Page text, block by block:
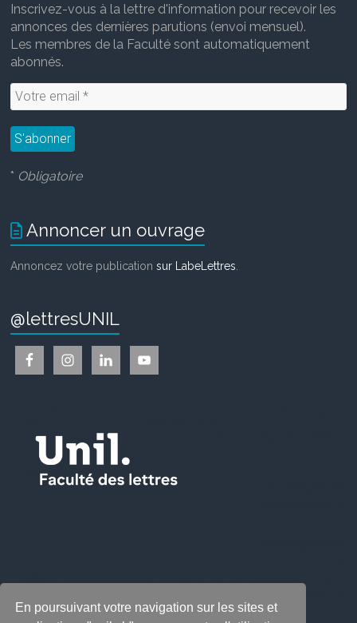
En poursuivant votre navigation sur les sites et
Inscrivez-vous à la lettre d'information pour recevoir les
annonces des dernières parutions (envoi mensuel).
Les membres de la Faculté sont automatiquement
abonnés.
* Obligatoire
Annoncer un ouvrage
Annoncez votre publicationsur LabeLettres
@lettresUNIL